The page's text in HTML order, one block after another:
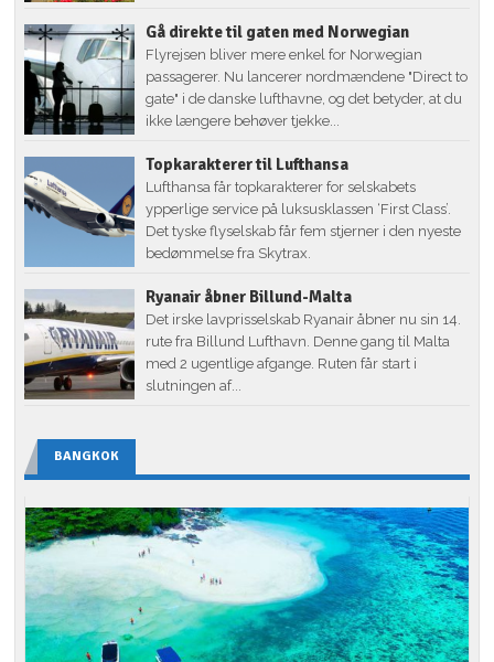
Gå direkte til gaten med Norwegian
Flyrejsen bliver mere enkel for Norwegian
passagerer. Nu lancerer nordmændene "Direct to
gate" i de danske lufthavne, og det betyder, at du
ikke længere behøver tjekke...
Topkarakterer til Lufthansa
Lufthansa får topkarakterer for selskabets
ypperlige service på luksusklassen ‘First Class’.
Det tyske flyselskab får fem stjerner i den nyeste
bedømmelse fra Skytrax.
Ryanair åbner Billund-Malta
Det irske lavprisselskab Ryanair åbner nu sin 14.
rute fra Billund Lufthavn. Denne gang til Malta
med 2 ugentlige afgange. Ruten får start i
slutningen af...
BANGKOK